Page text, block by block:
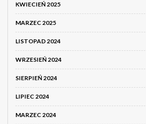
KWIECIEŃ 2025
MARZEC 2025
LISTOPAD 2024
WRZESIEŃ 2024
SIERPIEŃ 2024
LIPIEC 2024
MARZEC 2024